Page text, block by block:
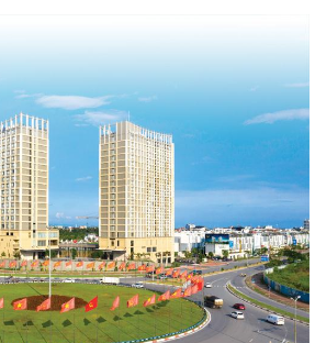
và giải quyết thủ tục hành chính ngày
và giải quyết thủ tục hành chính ngày
và giải quyết thủ tục hành chính ngày
và giải quyết thủ tục hành chính ngày